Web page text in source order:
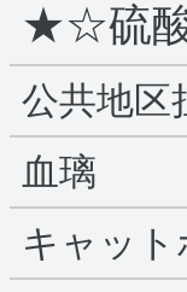
★☆硫
公共地
血璃
キャッ